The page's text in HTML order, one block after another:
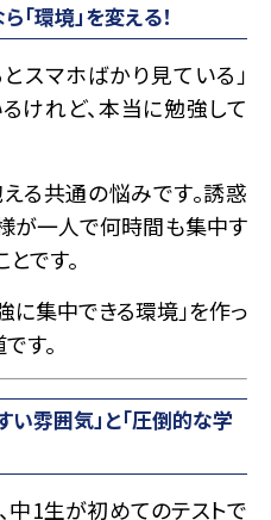
「環境」を変える！
スマホばかり見ている」
けれど、本当に勉強して
る共通の悩みです。誘惑
が一人で何時間も集中す
です。
に集中できる環境」を作っ
す。
い雰囲気」と「圧倒的な学
中1生が初めてのテストで